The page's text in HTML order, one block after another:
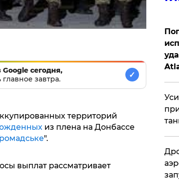
сегодня,
завтра.
✓
территорий
из плена на Донбассе
".
выплат рассматривает